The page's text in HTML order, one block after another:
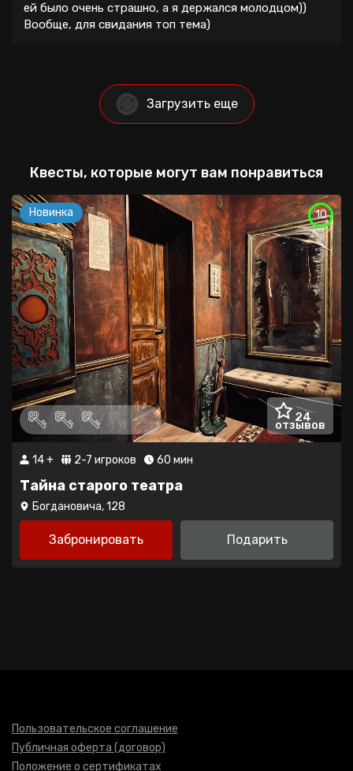
ей было очень страшно, а я держался молодцом))
Вообще, для свидания топ тема)
Загрузить еще
Квесты, которые могут вам понравиться
Новинка 10
24
отзывов
14 + 2-7 игроков 60 мин
Тайна старого театра
Богдановича, 128
Забронировать Подарить
Пользовательское соглашение
Публичная оферта (договор)
Положение о сертификатах